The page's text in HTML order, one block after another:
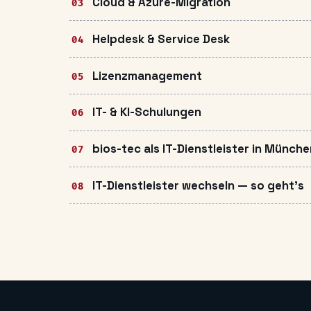
Helpdesk & Service Desk
Lizenzmanagement
IT- & KI-Schulungen
bios-tec als IT-Dienstleister in
IT-Dienstleister wechseln — so geht's